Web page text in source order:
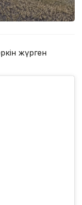
жүрген